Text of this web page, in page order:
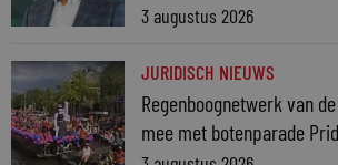
3 augustus 2026
JURIDISCH NIEUWS
Regenboognetwerk van
mee met botenparade